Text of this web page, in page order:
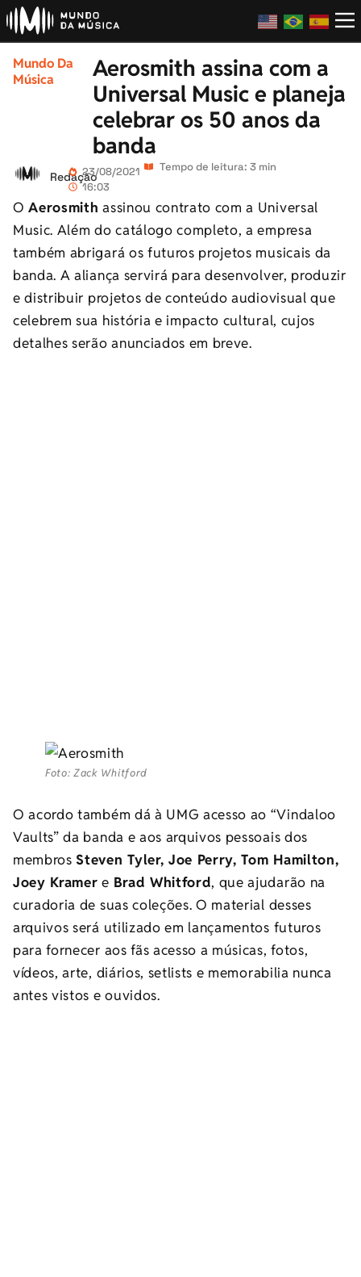
Mundo Da
Música
Aerosmith assina com a
Universal Music e planeja
celebrar os 50 anos da
banda
Redação23/08/2021
16:03
Tempo de leitura: 3 min
OAerosmith assinou contrato com a Universal
Music. Além do catálogo completo, a empresa
também abrigará os futuros projetos musicais da
banda. A aliança servirá para desenvolver, produzir
e distribuir projetos de conteúdo audiovisual que
celebrem sua história e impacto cultural, cujos
detalhes serão anunciados em breve.
Foto: Zack Whitford
O acordo também dá à UMG acesso ao “Vindaloo
Vaults” da banda e aos arquivos pessoais dos
membrosSteven Tyler, Joe Perry, Tom Hamilton,
Joey Kramer e Brad Whitford, que ajudarão na
curadoria de suas coleções. O material desses
arquivos será utilizado em lançamentos futuros
para fornecer aos fãs acesso a músicas, fotos,
vídeos, arte, diários, setlists e memorabilia nunca
antes vistos e ouvidos.